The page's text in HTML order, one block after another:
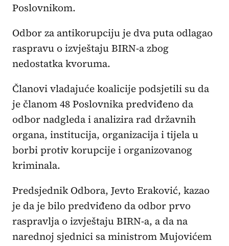
Poslovnikom.
Odbor za antikorupciju je dva puta odlagao
raspravu o izvještaju BIRN-a zbog
nedostatka kvoruma.
Članovi vladajuće koalicije podsjetili su da
je članom 48 Poslovnika predviđeno da
odbor nadgleda i analizira rad državnih
organa, institucija, organizacija i tijela u
borbi protiv korupcije i organizovanog
kriminala.
Predsjednik Odbora, Jevto Eraković, kazao
je da je bilo predviđeno da odbor prvo
raspravlja o izvještaju BIRN-a, a da na
narednoj sjednici sa ministrom Mujovićem